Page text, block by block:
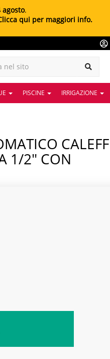
agosto.
qui per maggiori info.
PISCINE IRRIGAZIONE
1/2" CON